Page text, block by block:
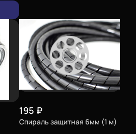
195 ₽
Спираль защитная 6мм (1 м)